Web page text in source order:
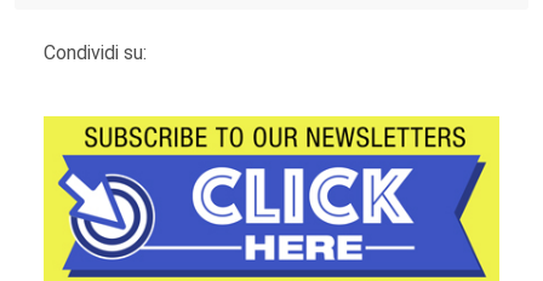
Condividi su: